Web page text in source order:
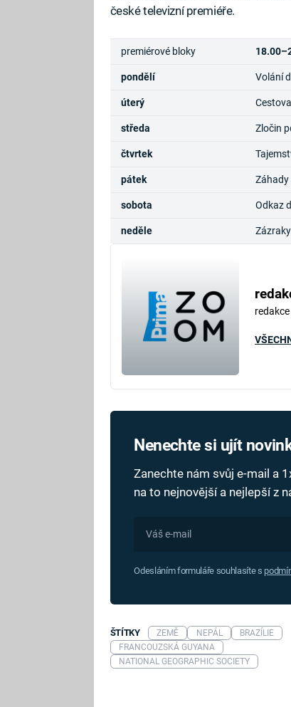
české televizní premiéře.
premiérové bloky
pondělí Volání
úterý
středa Zločin
čtvrtek
pátek Záhady
sobota Odkaz
neděle
Nenechte si ujít
Zanechte nám svůj e-mail a
na to nejnovější a nejlepší z
Odesláním formuláře souhlasíte s
ŠTÍTKY ZEMĚ NEPÁL
BRAZÍLIE
FRANCOUZSKÁ GUYANA
NATIONAL GEOGRAPHIC SOCIETY